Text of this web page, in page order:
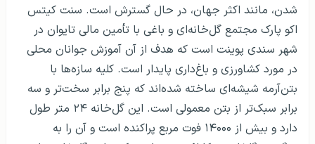
شدن، مانند اکثر جهان، در حال گسترش است. سنت کیتس
اکو پارک مجتمع گل‌خانه‌ای و باغی با تأمین مالی تایوان در
شهر سندی پوینت است که هدف از آن آموزش جوانان محلی
در مورد کشاورزی و باغ‌داری پایدار است. کلیه سازه‌ها با
بتن‌آرمه شیشه‌ای ساخته شده‌اند که پنج برابر سخت‌تر و سه
برابر سبک‌تر از بتن معمولی است. این گل‌خانه ۲۴ متر طول
دارد و بیش از ۱۴۰۰۰ فوت مربع پراکنده است و آن را به